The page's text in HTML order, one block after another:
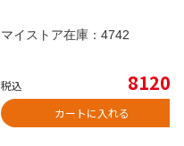
マイストア在庫： 4742
税込 8120
カートに入れる